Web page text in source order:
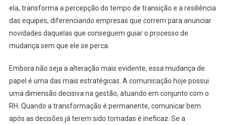
ela, transforma a percepção do tempo de transição e a resiliência
das equipes, diferenciando empresas que correm para anunciar
novidades daquelas que conseguem guiar o processo de
mudança sem que ele se perca.
Embora não seja a alteração mais evidente, essa mudança de
papel é uma das mais estratégicas. A comunicação hoje possui
uma dimensão decisiva na gestão, atuando em conjunto com o
RH. Quando a transformação é permanente, comunicar bem
após as decisões já terem sido tomadas é ineficaz. Se a